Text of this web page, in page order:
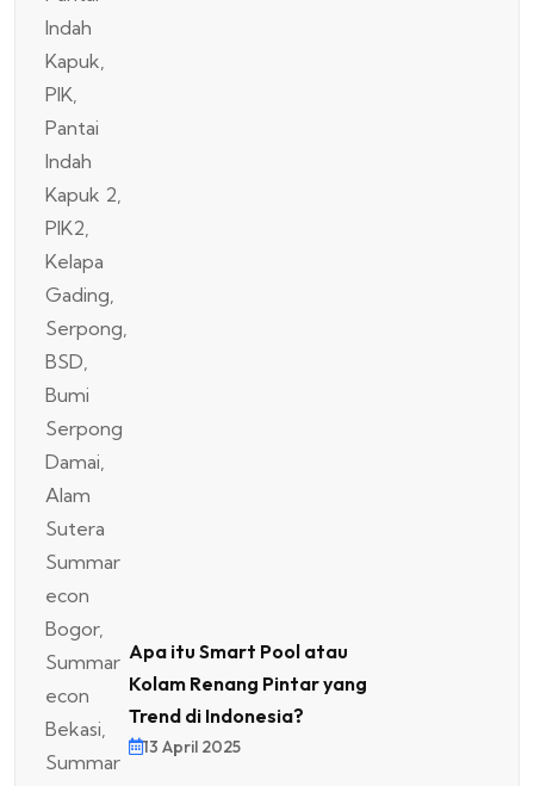
Apa itu Smart Pool atau
Kolam Renang Pintar yang
Trend di Indonesia?
13 April 2025